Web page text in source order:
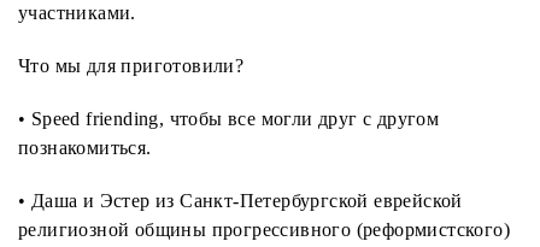
участниками.
Что мы для приготовили?
• Speed friending, чтобы все могли друг с другом
познакомиться.
• Даша и Эстер из Санкт-Петербургской еврейской
религиозной общины прогрессивного (реформистского)